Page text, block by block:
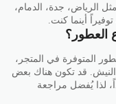
الرياض، جدة، الدمام،
أينما كنت.
المتوفرة في المتجر،
النيش. قد تكون هناك بعض
لذا يُفضل مراجعة